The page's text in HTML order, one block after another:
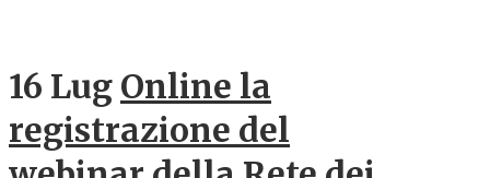
16 Lug Online la
registrazione del